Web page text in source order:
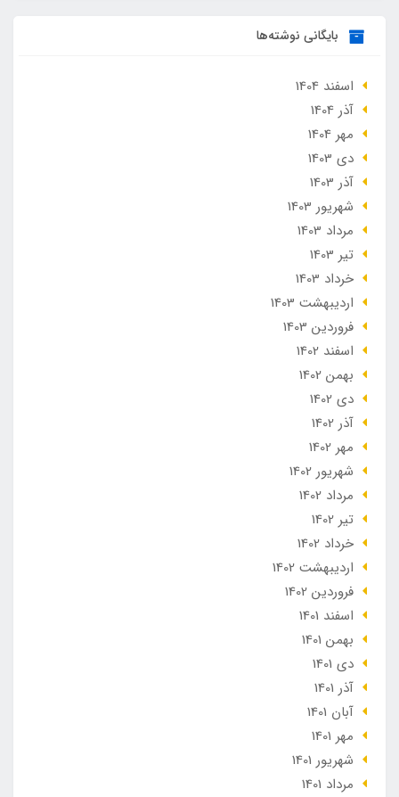
بایگانی نوشته‌ها
اسفند 1404
آذر 1404
مهر 1404
دی 1403
آذر 1403
شهریور 1403
مرداد 1403
تير 1403
خرداد 1403
ارديبهشت 1403
فروردین 1403
اسفند 1402
بهمن 1402
دی 1402
آذر 1402
مهر 1402
شهریور 1402
مرداد 1402
تير 1402
خرداد 1402
ارديبهشت 1402
فروردین 1402
اسفند 1401
بهمن 1401
دی 1401
آذر 1401
آبان 1401
مهر 1401
شهریور 1401
مرداد 1401